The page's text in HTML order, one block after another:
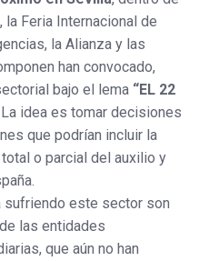
, la Feria Internacional de
la Alianza y las
han convocado,
bajo el lema“EL 22
idea es tomar decisiones
que podrían incluir la
o parcial del auxilio y
este sector son
las entidades
que aún no han